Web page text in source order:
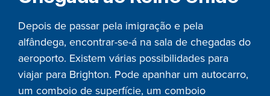
Depois de passar pela imigração e pela
alfândega, encontrar-se-á na sala de chegadas do
aeroporto. Existem várias possibilidades para
viajar para Brighton. Pode apanhar um autocarro,
um comboio de superfície, um comboio